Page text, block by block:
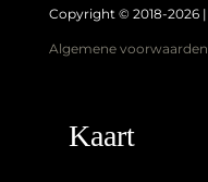
Copyright © 2018-2026 |
Algemene voorwaarden
Kaart